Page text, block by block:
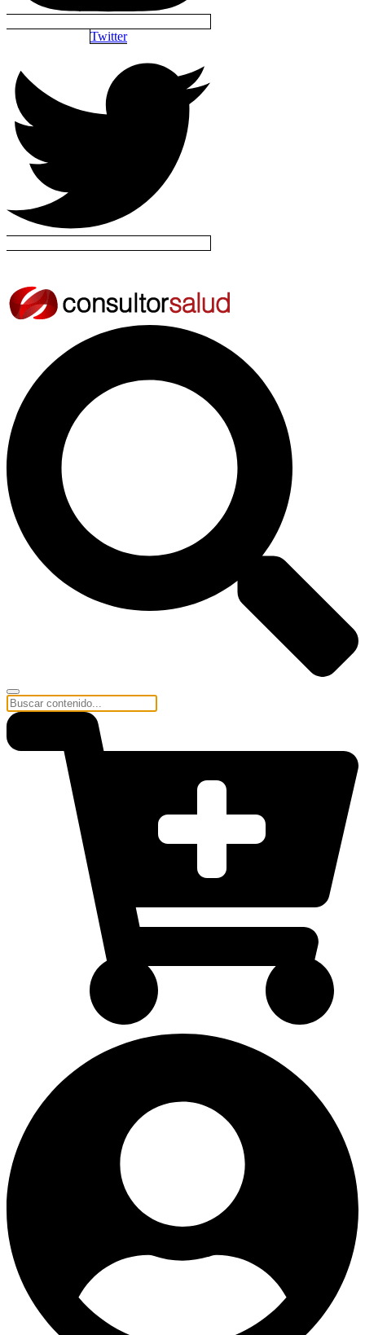
Twitter